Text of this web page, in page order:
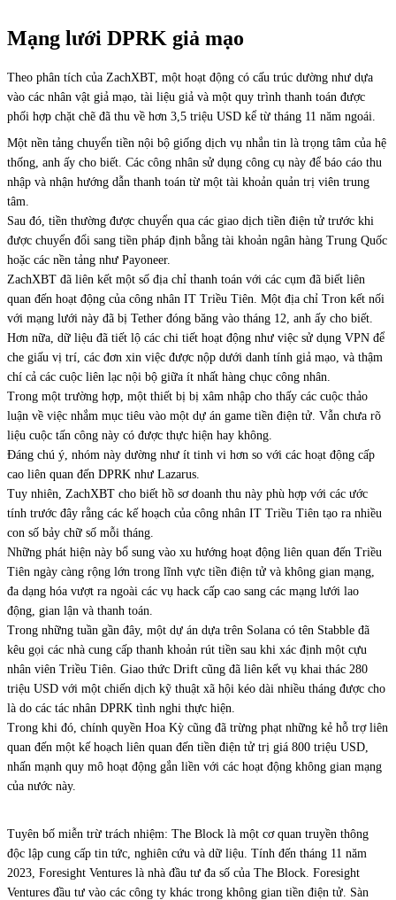
Mạng lưới DPRK giả mạo
Theo phân tích của ZachXBT, một hoạt động có cấu trúc dường như dựa
vào các nhân vật giả mạo, tài liệu giả và một quy trình thanh toán được
phối hợp chặt chẽ đã thu về hơn 3,5 triệu USD kể từ tháng 11 năm ngoái.
Một nền tảng chuyển tiền nội bộ giống dịch vụ nhắn tin là trọng tâm của hệ
thống, anh ấy cho biết. Các công nhân sử dụng công cụ này để báo cáo thu
nhập và nhận hướng dẫn thanh toán từ một tài khoản quản trị viên trung
tâm.
Sau đó, tiền thường được chuyển qua các giao dịch tiền điện tử trước khi
được chuyển đổi sang tiền pháp định bằng tài khoản ngân hàng Trung Quốc
hoặc các nền tảng như Payoneer.
ZachXBT đã liên kết một số địa chỉ thanh toán với các cụm đã biết liên
quan đến hoạt động của công nhân IT Triều Tiên. Một địa chỉ Tron kết nối
với mạng lưới này đã bị Tether đóng băng vào tháng 12, anh ấy cho biết.
Hơn nữa, dữ liệu đã tiết lộ các chi tiết hoạt động như việc sử dụng VPN để
che giấu vị trí, các đơn xin việc được nộp dưới danh tính giả mạo, và thậm
chí cả các cuộc liên lạc nội bộ giữa ít nhất hàng chục công nhân.
Trong một trường hợp, một thiết bị bị xâm nhập cho thấy các cuộc thảo
luận về việc nhắm mục tiêu vào một dự án game tiền điện tử. Vẫn chưa rõ
liệu cuộc tấn công này có được thực hiện hay không.
Đáng chú ý, nhóm này dường như ít tinh vi hơn so với các hoạt động cấp
cao liên quan đến DPRK như Lazarus.
Tuy nhiên, ZachXBT cho biết hồ sơ doanh thu này phù hợp với các ước
tính trước đây rằng các kế hoạch của công nhân IT Triều Tiên tạo ra nhiều
con số bảy chữ số mỗi tháng.
Những phát hiện này bổ sung vào xu hướng hoạt động liên quan đến Triều
Tiên ngày càng rộng lớn trong lĩnh vực tiền điện tử và không gian mạng,
đa dạng hóa vượt ra ngoài các vụ hack cấp cao sang các mạng lưới lao
động, gian lận và thanh toán.
Trong những tuần gần đây, một dự án dựa trên Solana có tên Stabble đã
kêu gọi các nhà cung cấp thanh khoản rút tiền sau khi xác định một cựu
nhân viên Triều Tiên. Giao thức Drift cũng đã liên kết vụ khai thác 280
triệu USD với một chiến dịch kỹ thuật xã hội kéo dài nhiều tháng được cho
là do các tác nhân DPRK tình nghi thực hiện.
Trong khi đó, chính quyền Hoa Kỳ cũng đã trừng phạt những kẻ hỗ trợ liên
quan đến một kế hoạch liên quan đến tiền điện tử trị giá 800 triệu USD,
nhấn mạnh quy mô hoạt động gắn liền với các hoạt động không gian mạng
của nước này.
Tuyên bố miễn trừ trách nhiệm: The Block là một cơ quan truyền thông
độc lập cung cấp tin tức, nghiên cứu và dữ liệu. Tính đến tháng 11 năm
2023, Foresight Ventures là nhà đầu tư đa số của The Block. Foresight
Ventures đầu tư vào các công ty khác trong không gian tiền điện tử. Sàn